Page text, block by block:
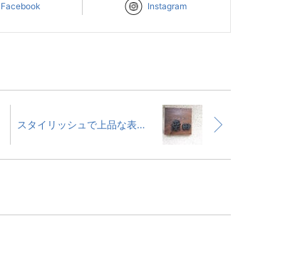
Facebook Instagram
スタイリッシュで上品な表札♪ 無垢板&アイアン筆文字